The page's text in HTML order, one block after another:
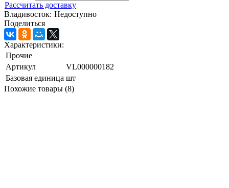
Рассчитать доставку
Владивосток: Недоступно
Поделиться
Характеристики:
Прочие
Артикул
VL000000182
Базовая единица шт
Похожие товары (8)